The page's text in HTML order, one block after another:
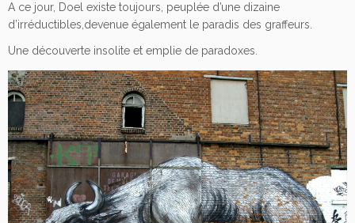
A ce jour, Doel existe toujours, peuplée d’une dizaine
d’irréductibles,devenue également le paradis des graffeurs.
Une découverte insolite et emplie de paradoxes.